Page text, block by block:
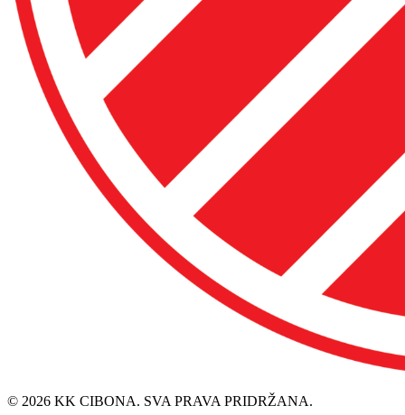
© 2026 KK CIBONA. SVA PRAVA PRIDRŽANA.